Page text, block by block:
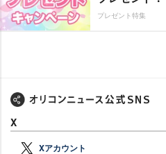
プレゼント特集
X
Xアカウント